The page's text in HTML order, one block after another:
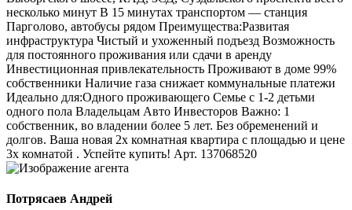
несколько минут В 15 минутах транспортом — станция
Парголово, автобусы рядом Преимущества:Развитая
инфраструктура Чистый и ухоженный подъезд Возможность
для постоянного проживания или сдачи в аренду
Инвестиционная привлекательность Проживают в доме 99%
собственники Наличие газа снижает коммунальные платежи
Идеально для:Одного проживающего Семье с 1-2 детьми
одного пола Владельцам Авто Инвесторов Важно: 1
собственник, во владении более 5 лет. Без обременений и
долгов. Ваша новая 2х комнатная квартира с площадью и цене
3х комнатой . Успейте купить! Арт. 137068520
Потрясаев Андрей